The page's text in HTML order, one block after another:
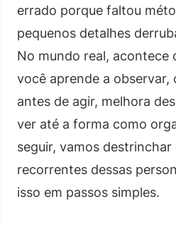
errado porque faltou
pequenos detalhes
No mundo real, acontece
você aprende a observar,
antes de agir, melhora
ver até a forma como
seguir, vamos
recorrentes dessas
isso em passos simples.